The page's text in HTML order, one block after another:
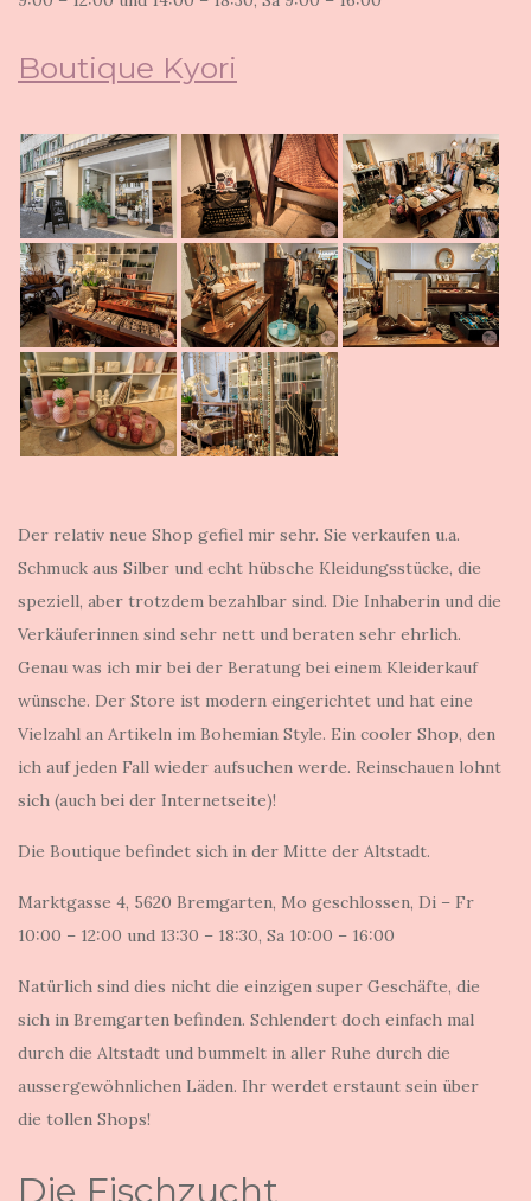
Boutique Kyori
Der relativ neue Shop gefiel mir sehr. Sie verkaufen u.a.
Schmuck aus Silber und echt hübsche Kleidungsstücke, die
speziell, aber trotzdem bezahlbar sind. Die Inhaberin und die
Verkäuferinnen sind sehr nett und beraten sehr ehrlich.
Genau was ich mir bei der Beratung bei einem Kleiderkauf
wünsche. Der Store ist modern eingerichtet und hat eine
Vielzahl an Artikeln im Bohemian Style. Ein cooler Shop, den
ich auf jeden Fall wieder aufsuchen werde. Reinschauen lohnt
sich (auch bei der Internetseite)!
Die Boutique befindet sich in der Mitte der Altstadt.
Marktgasse 4, 5620 Bremgarten, Mo geschlossen, Di – Fr
10:00 – 12:00 und 13:30 – 18:30, Sa 10:00 – 16:00
Natürlich sind dies nicht die einzigen super Geschäfte, die
sich in Bremgarten befinden. Schlendert doch einfach mal
durch die Altstadt und bummelt in aller Ruhe durch die
aussergewöhnlichen Läden. Ihr werdet erstaunt sein über
die tollen Shops!
Die Fischzucht